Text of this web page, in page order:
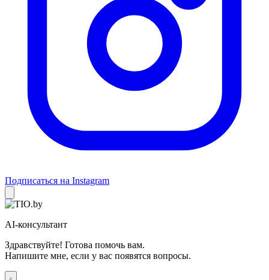
Подписаться на Instagram
AI-консультант
Здравствуйте! Готова помочь вам.
Напишите мне, если у вас появятся вопросы.